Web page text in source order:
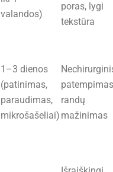
valandos)
poras, lygi
tekstūra
1–3 dienos
(patinimas,
paraudimas,
mikrošašeliai)
randų
mažinimas